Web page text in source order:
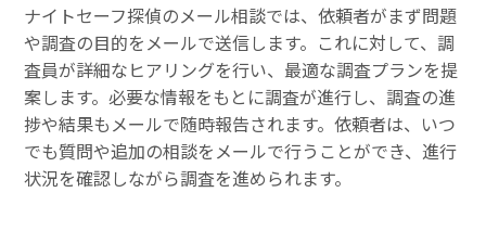
ナイトセーフ探偵のメール相談では、依頼者がまず問題
や調査の目的をメールで送信します。これに対して、調
査員が詳細なヒアリングを行い、最適な調査プランを提
案します。必要な情報をもとに調査が進行し、調査の進
捗や結果もメールで随時報告されます。依頼者は、いつ
でも質問や追加の相談をメールで行うことができ、進行
状況を確認しながら調査を進められます。